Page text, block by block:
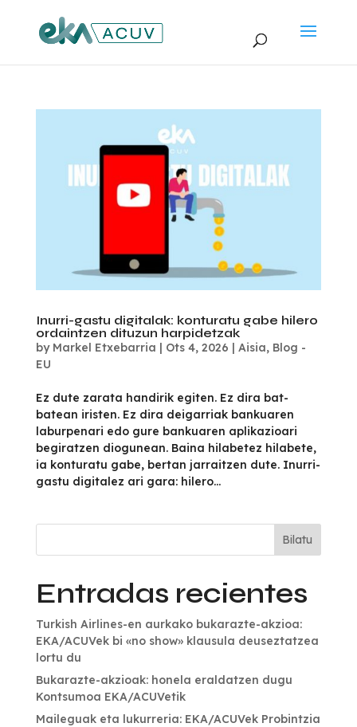
Inurri-gastu digitalak: konturatu gabe hilero
ordaintzen dituzun harpidetzak
by Markel Etxebarria | Ots 4, 2026 | Aisia, Blog -
EU
Ez dute zarata handirik egiten. Ez dira bat-
batean iristen. Ez dira deigarriak bankuaren
laburpenari edo gure bankuaren aplikazioari
begiratzen diogunean. Baina hilabetez hilabete,
ia konturatu gabe, bertan jarraitzen dute. Inurri-
gastu digitalez ari gara: hilero...
Bilatu
Entradas recientes
Turkish Airlines-en aurkako bukarazte-akzioa:
EKA/ACUVek bi «no show» klausula deuseztatzea
lortu du
Bukarazte-akzioak: honela eraldatzen dugu
Kontsumoa EKA/ACUVetik
Maileguak eta lukurreria: EKA/ACUVek Probintzia